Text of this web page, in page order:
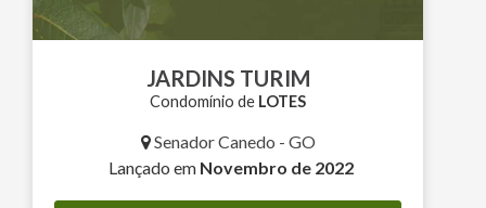
JARDINS TURIM
Condomínio de LOTES
Senador Canedo - GO
Lançado em Novembro de 2022